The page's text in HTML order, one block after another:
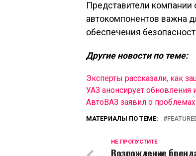
Представители компании
автокомпонентов важна
обеспечения
Другие новости по теме:
Эксперты рассказали, как
УАЗ анонсирует обновления
АвтоВАЗ заявил о
МАТЕРИАЛЫ ПО ТЕМЕ:
НЕ ПРОПУСТИТЕ
Возрождение